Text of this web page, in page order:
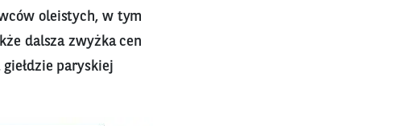
oleistych, w tym
dalsza zwyżka cen
paryskiej